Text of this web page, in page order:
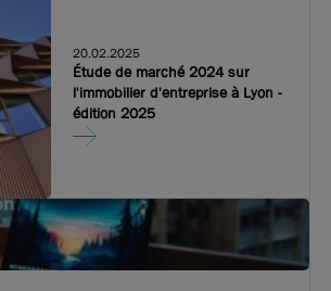
20.02.2025
Étude de marché 2024 sur
l'immobilier d'entreprise à Lyon -
édition 2025